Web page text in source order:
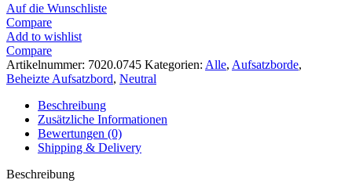
Auf die Wunschliste
Compare
Add to wishlist
Compare
Artikelnummer: 7020.0745 Kategorien: Alle, Aufsatzborde,
Beheizte Aufsatzbord, Neutral
Beschreibung
Zusätzliche Informationen
Bewertungen (0)
Shipping & Delivery
Beschreibung